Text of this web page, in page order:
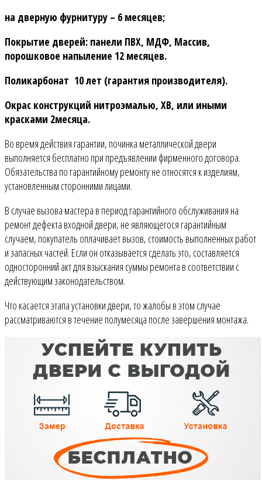
на дверную фурнитуру – 6 месяцев;
Покрытие дверей: панели ПВХ, МДФ, Массив,
порошковое напыление 12 месяцев.
Поликарбонат 10 лет (гарантия производителя).
Окрас конструкций нитроэмалью, ХВ, или иными
красками 2месяца.
Во время действия гарантии, починка металлической двери
выполняется бесплатно при предъявлении фирменного договора.
Обязательства по гарантийному ремонту не относятся к изделиям,
установленным сторонними лицами.
В случае вызова мастера в период гарантийного обслуживания на
ремонт дефекта входной двери, не являющегося гарантийным
случаем, покупатель оплачивает вызов, стоимость выполненных работ
и запасных частей. Если он отказывается сделать это, составляется
односторонний акт для взыскания суммы ремонта в соответствии с
действующим законодательством.
Что касается этапа установки двери, то жалобы в этом случае
рассматриваются в течение полумесяца после завершения монтажа.